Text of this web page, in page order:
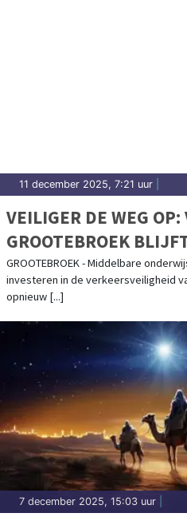
11 december 2025, 7:21 uur
VEILIGER DE WEG OP:
GROOTEBROEK
JAARLIJKSE
FIETSVERLICHTING
GROOTEBROEK - Middelbare
investeren in de verkeersveiligheid
opnieuw [...]
7 december 2025, 15:03 uur